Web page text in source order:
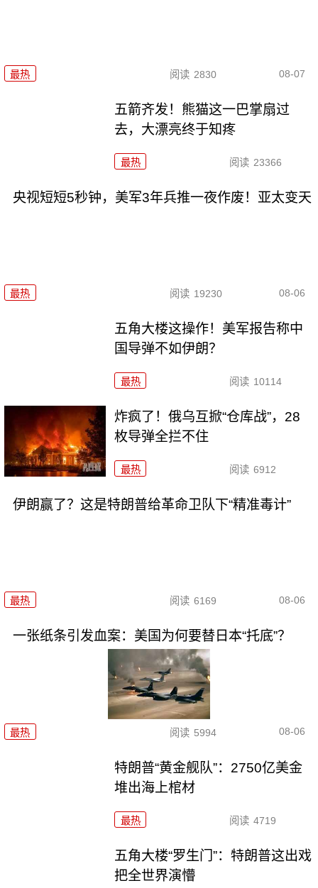
最热 阅读 2830 08-07
五箭齐发！熊猫这一巴掌扇过
去，大漂亮终于知疼
最热 阅读 23366
央视短短5秒钟，美军3年兵推一夜作废！亚太变天
最热 阅读 19230 08-06
五角大楼这操作！美军报告称中
国导弹不如伊朗？
最热 阅读 10114
炸疯了！俄乌互掀“仓库战”，28
枚导弹全拦不住
最热 阅读 6912
伊朗赢了？这是特朗普给革命卫队下“精准毒计”
最热 阅读 6169 08-06
一张纸条引发血案：美国为何要替日本“托底”？
最热 阅读 5994 08-06
特朗普“黄金舰队”：2750亿美金
堆出海上棺材
最热 阅读 4719
五角大楼“罗生门”：特朗普这出戏
把全世界演懵